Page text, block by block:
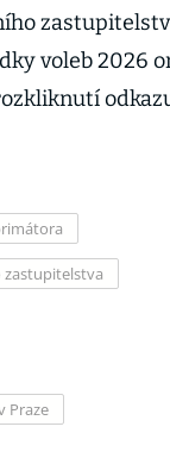
voleb 2026
zastupitelstva
Praze